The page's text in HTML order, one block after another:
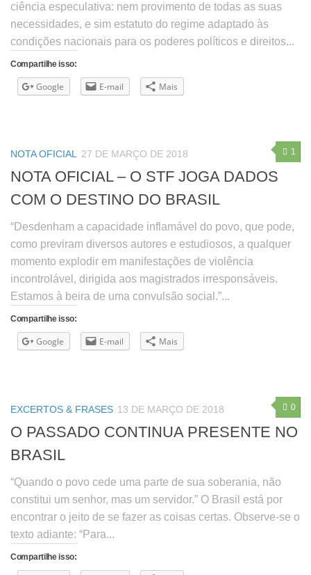
ciência especulativa: nem provimento de todas as suas
necessidades, e sim estatuto do regime adaptado às
condições nacionais para os poderes políticos e direitos...
Compartilhe isso:
Google E-mail Mais
1
NOTA OFICIAL 27 DE MARÇO DE 2018
NOTA OFICIAL – O STF JOGA DADOS
COM O DESTINO DO BRASIL
“Desdenham a capacidade inflamável do povo, que pode,
como previram diversos autores e estudiosos, a qualquer
momento explodir em manifestações de violência
incontrolável, dirigida aos magistrados irresponsáveis.
Estamos à beira de uma convulsão social.”...
Compartilhe isso:
Google E-mail Mais
0
EXCERTOS & FRASES 13 DE MARÇO DE 2018
O PASSADO CONTINUA PRESENTE NO
BRASIL
“Quando o povo cede uma parte de sua soberania, não
constitui um senhor, mas um servidor.” O Brasil está por
encontrar o jeito de se fazer as coisas certas. Observe-se o
texto adiante: “Para...
Compartilhe isso: